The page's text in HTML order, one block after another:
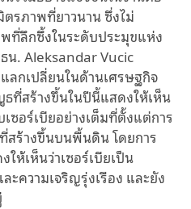
ตรภาพที่ยาวนาน ซึ่งไม่
ที่ลึกซึ้งในระดับประมุขแห่ง
น. Aleksandar Vucic
ลกเปลี่ยนในด้านเศรษฐกิจ
ที่สร้างขึ้นในปีนี้แสดงให้เห็น
ซอร์เบียอย่างเต็มที่ตั้งแต่การ
ร้างขึ้นบนพื้นดิน โดยการ
ห้เห็นว่าเซอร์เบียเป็น
ะความเจริญรุ่งเรือง และยัง